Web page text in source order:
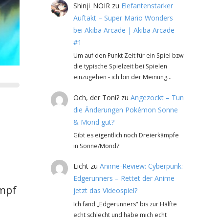
Shinji_NOIRzu Elefantenstarker
Auftakt – Super Mario Wonders
bei Akiba Arcade | Akiba Arcade
#1
Um auf den Punkt Zeit für ein Spiel bzw
die typische Spielzeit bei Spielen
einzugehen - ich bin der Meinung…
Och, der Toni?zu Angezockt – Tun
die Änderungen Pokémon Sonne
& Mond gut?
Gibt es eigentlich noch Dreierkämpfe
in Sonne/Mond?
Lichtzu Anime-Review: Cyberpunk:
Edgerunners – Rettet der Anime
jetzt das Videospiel?
Ich fand „Edgerunners" bis zur Hälfte
echt schlecht und habe mich echt